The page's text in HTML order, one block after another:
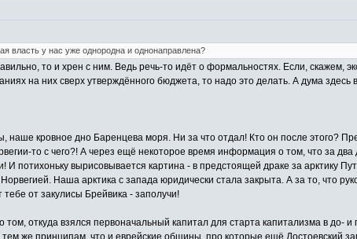
власть у нас уже однородна и однонаправлена?
то и хрен с ним. Ведь речь-то идёт о формальностях. Если, скажем,
на них сверх утверждённого бюджета, то надо это делать. А дума
кровное дно Баренцева моря. Ни за что отдал! Кто он после этого?
то с чего?! А через ещё некоторое время информация о том, что за
потихоньку вырисовывается картина - в предстоящей драке за арктику
Наша арктика с запада юридически стала закрыта. А за то, что
от закулисы Брейвика - заполучи!
откуда взялся первоначальный капитал для старта капитализма в до-
же принципам, что и еврейские общины, про которые ещё Достоевский